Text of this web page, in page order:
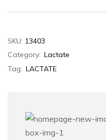
SKU: 13403
Category: Lactate
Tag: LACTATE